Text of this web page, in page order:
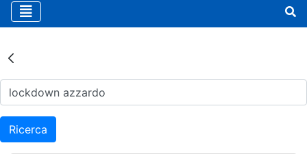
Risultati della Ricerca -
Ricerca